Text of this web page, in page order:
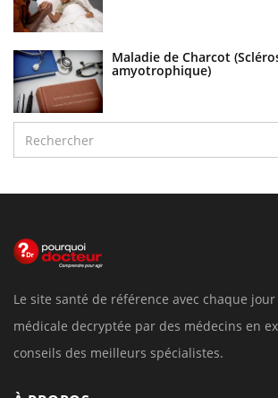
Maladie de Charcot
amyotrophique)
Le site santé de référence avec chaque
médicale decryptée par des médecins en
conseils des meilleurs spécialistes.